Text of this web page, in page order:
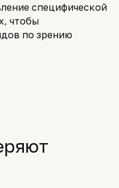
специфической
чтобы
по зрению